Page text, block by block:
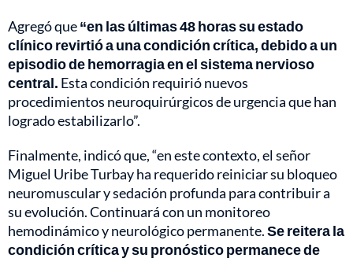
Agregó que“en las últimas 48 horas su estado
clínico revirtió a una condición crítica, debido a un
episodio de hemorragia en el sistema nervioso
central. Esta condición requirió nuevos
procedimientos neuroquirúrgicos de urgencia que han
logrado estabilizarlo”.
Finalmente, indicó que, “en este contexto, el señor
Miguel Uribe Turbay ha requerido reiniciar su bloqueo
neuromuscular y sedación profunda para contribuir a
su evolución. Continuará con un monitoreo
hemodinámico y neurológico permanente.Se reitera la
condición crítica y su pronóstico permanece de